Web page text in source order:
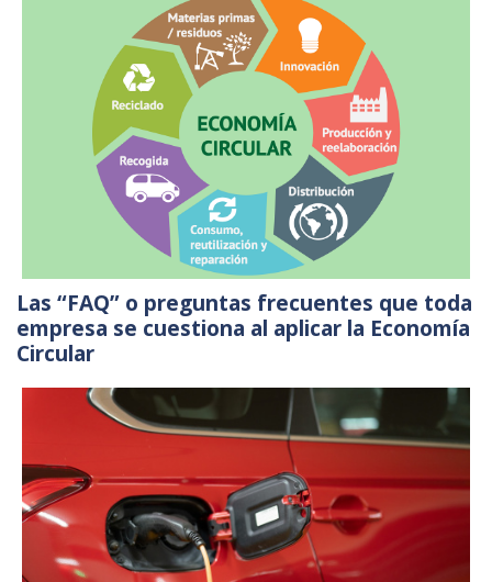
Las “FAQ” o preguntas frecuentes que toda
empresa se cuestiona al aplicar la Economía
Circular